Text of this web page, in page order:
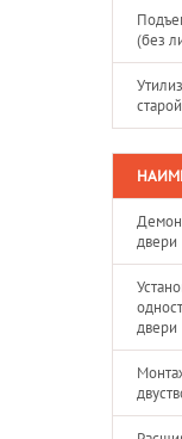
(без
двери
двери